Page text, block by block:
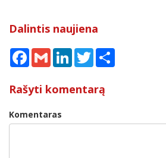
Dalintis naujiena
Facebook
Gmail LinkedInTwitter
Rašyti komentarą
Komentaras